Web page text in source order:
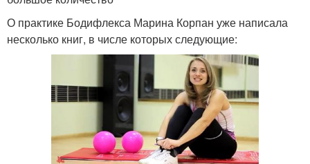
О практике Бодифлекса Марина Корпан уже написала
несколько книг, в числе которых следующие: